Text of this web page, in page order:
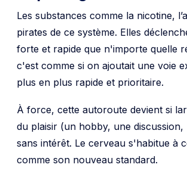
pirates de ce système. Elles
forte et rapide que n'importe quelle
c'est comme si on ajoutait une voie
plus en plus rapide et prioritaire.
À force, cette autoroute devient si
du plaisir (un hobby, une
sans intérêt. Le cerveau s'habitue